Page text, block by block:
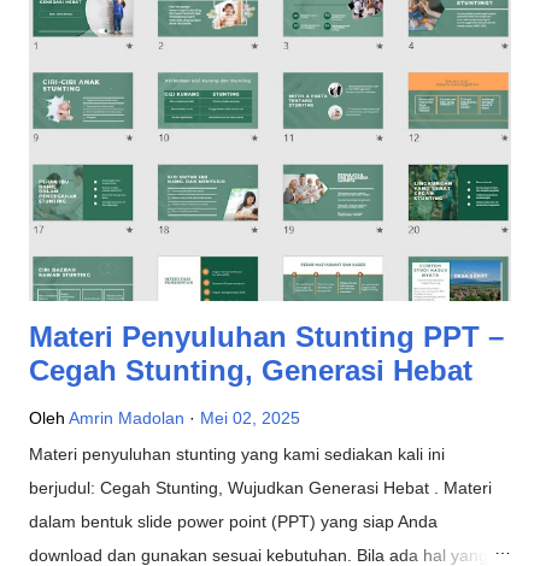
secara lengkap pengertian, manfaat, bentuk, serta contoh
materi penyuluhan yang bisa Anda gunakan. Contoh materi
penyuluhan Mengapa Materi Penyuluhan Penting untuk
Masyarakat? Materi penyuluhan merupakan komponen utama
pengetahuan, sikap, dan perilaku masyarakat terhadap isu-isu
tertentu, terutama di bidang kesehatan. Di Indonesia,
penyuluhan menjadi bagian tak terpisahkan dari strategi
promotif dan p...
Materi Penyuluhan Stunting PPT –
Cegah Stunting, Generasi Hebat
Oleh Amrin Madolan
Mei 02, 2025
Materi penyuluhan stunting yang kami sediakan kali ini
berjudul: Cegah Stunting, Wujudkan Generasi Hebat . Materi
dalam bentuk slide power point (PPT) yang siap Anda
download dan gunakan sesuai kebutuhan. Bila ada hal yang